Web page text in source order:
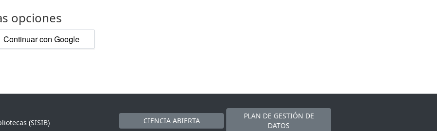
opciones
Continuar con Google
(SISIB)
CIENCIA ABIERTA
PLAN DE GESTIÓN DE
DATOS